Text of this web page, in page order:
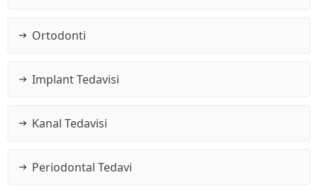
Ortodonti
Implant Tedavisi
Kanal Tedavisi
Periodontal Tedavi